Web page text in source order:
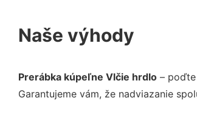
Naše výhody
Prerábka kúpeľne Vlčie hrdlo –
Garantujeme vám, že nadviazanie